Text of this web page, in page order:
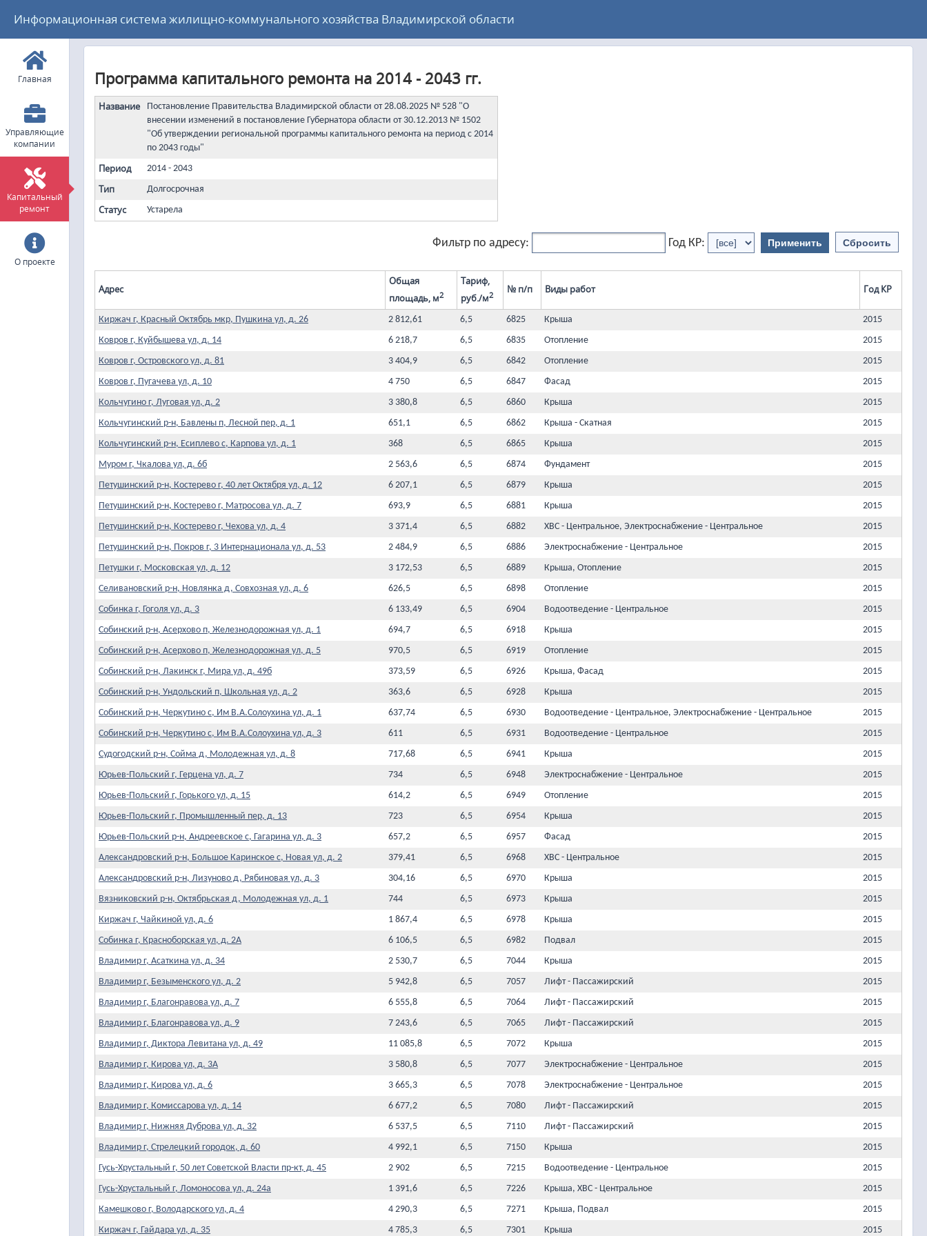
Информационная система жилищно-коммунального хозяйства Владимирской области
Главная
Управляющие
компании
Капитальный
ремонт
О проекте
Программа капитального ремонта на 2014 - 2043 гг.
Название
Постановление Правительства Владимирской области от 28.08.2025 № 528 "О
внесении изменений в постановление Губернатора области от 30.12.2013 № 1502
"Об утверждении региональной программы капитального ремонта на период с 2014
по 2043 годы"
Период 2014 - 2043
Тип Долгосрочная
Статус Устарела
Фильтр по адресу: Год КР: Применить Сбросить
Адрес
Общая
площадь, м2
Тариф,
руб./м2 № п/п Виды работ Год КР
Киржач г, Красный Октябрь мкр, Пушкина ул, д. 26 2 812,61 6,5 6825 Крыша
2015
Ковров г, Куйбышева ул, д. 14
6 218,7 6,5 6835 Отопление
2015
Ковров г, Островского ул, д. 81
3 404,9 6,5 6842 Отопление
2015
Ковров г, Пугачева ул, д. 10
4 750 6,5 6847 Фасад
2015
Кольчугино г, Луговая ул, д. 2
3 380,8 6,5 6860 Крыша
2015
Кольчугинский р-н, Бавлены п, Лесной пер, д. 1
651,1 6,5 6862 Крыша - Скатная
2015
Кольчугинский р-н, Есиплево с, Карпова ул, д. 1
368 6,5 6865 Крыша
2015
Муром г, Чкалова ул, д. 6б
2 563,6 6,5 6874 Фундамент
2015
Петушинский р-н, Костерево г, 40 лет Октября ул, д. 12
6 207,1 6,5 6879 Крыша
2015
Петушинский р-н, Костерево г, Матросова ул, д. 7
693,9 6,5 6881 Крыша
2015
Петушинский р-н, Костерево г, Чехова ул, д. 4
3 371,4 6,5 6882 ХВС - Центральное, Электроснабжение - Центральное
2015
Петушинский р-н, Покров г, 3 Интернационала ул, д. 53
2 484,9 6,5 6886 Электроснабжение - Центральное
2015
Петушки г, Московская ул, д. 12
3 172,53 6,5 6889 Крыша, Отопление
2015
Селивановский р-н, Новлянка д, Совхозная ул, д. 6
626,5 6,5 6898 Отопление
2015
Собинка г, Гоголя ул, д. 3
6 133,49 6,5 6904 Водоотведение - Центральное
2015
Собинский р-н, Асерхово п, Железнодорожная ул, д. 1
694,7 6,5 6918 Крыша
2015
Собинский р-н, Асерхово п, Железнодорожная ул, д. 5
970,5 6,5 6919 Отопление
2015
Собинский р-н, Лакинск г, Мира ул, д. 49б
373,59 6,5 6926 Крыша, Фасад
2015
Собинский р-н, Ундольский п, Школьная ул, д. 2
363,6 6,5 6928 Крыша
2015
Собинский р-н, Черкутино с, Им В.А.Солоухина ул, д. 1
637,74 6,5 6930 Водоотведение - Центральное, Электроснабжение - Центральное
2015
Собинский р-н, Черкутино с, Им В.А.Солоухина ул, д. 3
611 6,5 6931 Водоотведение - Центральное
2015
Судогодский р-н, Сойма д, Молодежная ул, д. 8
717,68 6,5 6941 Крыша
2015
Юрьев-Польский г, Герцена ул, д. 7
734 6,5 6948 Электроснабжение - Центральное
2015
Юрьев-Польский г, Горького ул, д. 15
614,2 6,5 6949 Отопление
2015
Юрьев-Польский г, Промышленный пер, д. 13
723 6,5 6954 Крыша
2015
Юрьев-Польский р-н, Андреевское с, Гагарина ул, д. 3
657,2 6,5 6957 Фасад
2015
Александровский р-н, Большое Каринское с, Новая ул, д. 2
379,41 6,5 6968 ХВС - Центральное
2015
Александровский р-н, Лизуново д, Рябиновая ул, д. 3
304,16 6,5 6970 Крыша
2015
Вязниковский р-н, Октябрьская д, Молодежная ул, д. 1
744 6,5 6973 Крыша
2015
Киржач г, Чайкиной ул, д. 6
1 867,4 6,5 6978 Крыша
2015
Собинка г, Красноборская ул, д. 2А
6 106,5 6,5 6982 Подвал
2015
Владимир г, Асаткина ул, д. 34
2 530,7 6,5 7044 Крыша
2015
Владимир г, Безыменского ул, д. 2
5 942,8 6,5 7057 Лифт - Пассажирский
2015
Владимир г, Благонравова ул, д. 7
6 555,8 6,5 7064 Лифт - Пассажирский
2015
Владимир г, Благонравова ул, д. 9
7 243,6 6,5 7065 Лифт - Пассажирский
2015
Владимир г, Диктора Левитана ул, д. 49
11 085,8 6,5 7072 Крыша
2015
Владимир г, Кирова ул, д. 3А
3 580,8 6,5 7077 Электроснабжение - Центральное
2015
Владимир г, Кирова ул, д. 6
3 665,3 6,5 7078 Электроснабжение - Центральное
2015
Владимир г, Комиссарова ул, д. 14
6 677,2 6,5 7080 Лифт - Пассажирский
2015
Владимир г, Нижняя Дуброва ул, д. 32
6 537,5 6,5 7110 Лифт - Пассажирский
2015
Владимир г, Стрелецкий городок, д. 60
4 992,1 6,5 7150 Крыша
2015
Гусь-Хрустальный г, 50 лет Советской Власти пр-кт, д. 45
2 902 6,5 7215 Водоотведение - Центральное
2015
Гусь-Хрустальный г, Ломоносова ул, д. 24а
1 391,6 6,5 7226 Крыша, ХВС - Центральное
2015
Камешково г, Володарского ул, д. 4
4 290,3 6,5 7271 Крыша, Подвал
2015
Киржач г, Гайдара ул, д. 35
4 785,3 6,5 7301 Крыша 2015